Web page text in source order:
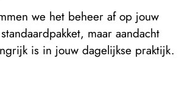
we het beheer af op jouw
maar aandacht
is in jouw dagelijkse praktijk.